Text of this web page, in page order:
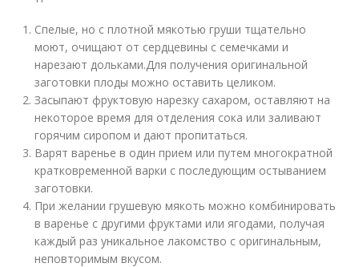
Спелые, но с плотной мякотью груши тщательно
моют, очищают от сердцевины с семечками и
нарезают дольками.Для получения оригинальной
заготовки плоды можно оставить целиком.
Засыпают фруктовую нарезку сахаром, оставляют на
некоторое время для отделения сока или заливают
горячим сиропом и дают пропитаться.
Варят варенье в один прием или путем многократной
кратковременной варки с последующим остыванием
заготовки.
При желании грушевую мякоть можно комбинировать
в варенье с другими фруктами или ягодами, получая
каждый раз уникальное лакомство с оригинальным,
неповторимым вкусом.